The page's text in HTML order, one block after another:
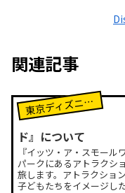
関連記事
東京ディズニーランド
ド』について
『イッツ・ア・スモー
パークにあるアトラクシ
旅します。アトラクショ
子どもたちをイメージし